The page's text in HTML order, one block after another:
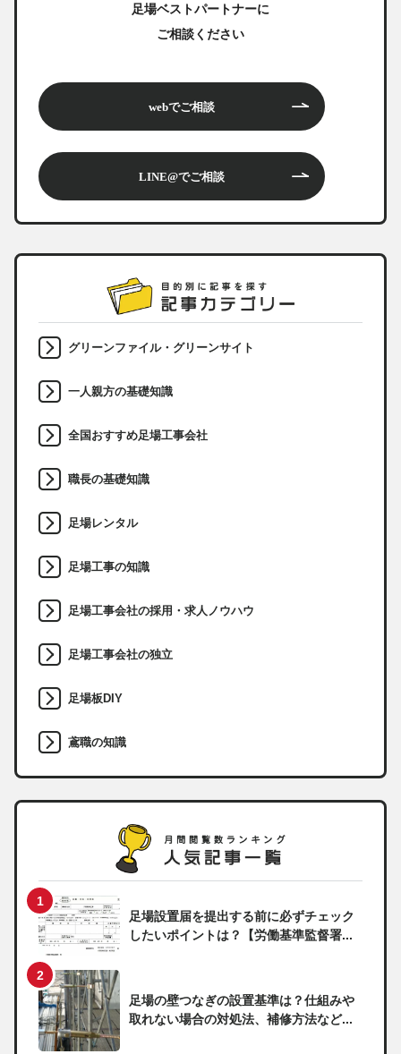
足場ベストパートナーに
ご相談ください
webでご相談
LINE@でご相談
グリーンファイル・グリーンサイト
一人親方の基礎知識
全国おすすめ足場工事会社
職長の基礎知識
足場レンタル
足場工事の知識
足場工事会社の採用・求人ノウハウ
足場工事会社の独立
足場板DIY
鳶職の知識
足場設置届を提出する前に必ずチェック
したいポイントは？【労働基準監督署...
足場の壁つなぎの設置基準は？仕組みや
取れない場合の対処法、補修方法など...